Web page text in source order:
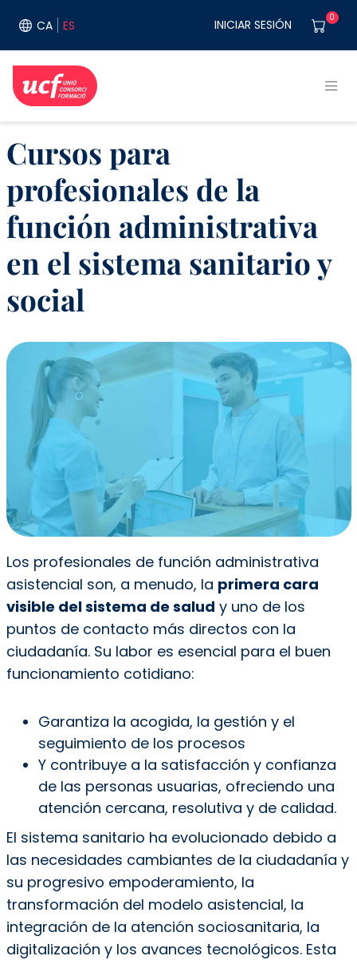
CA ES User
INICIAR SESIÓN 0
Cursos para
profesionales de la
función administrativa
en el sistema sanitario y
social
Los profesionales de función administrativa
asistencial son, a menudo, la primera cara
visible del sistema de salud y uno de los
puntos de contacto más directos con la
ciudadanía. Su labor es esencial para el buen
funcionamiento cotidiano:
Garantiza la acogida, la gestión y el
seguimiento de los procesos
Y contribuye a la satisfacción y confianza
de las personas usuarias, ofreciendo una
atención cercana, resolutiva y de calidad.
El sistema sanitario ha evolucionado debido a
las necesidades cambiantes de la ciudadanía y
su progresivo empoderamiento, la
transformación del modelo asistencial, la
integración de la atención sociosanitaria, la
digitalización y los avances tecnológicos. Esta